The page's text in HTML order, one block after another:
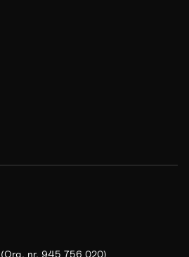
(Org. nr. 945 756 020)